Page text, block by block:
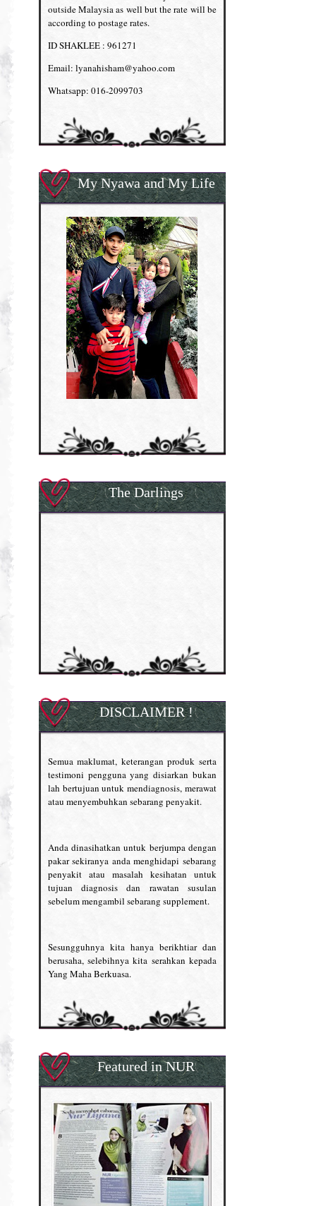
outside Malaysia as well but the rate will be
according to postage rates.
ID SHAKLEE : 961271
Email: lyanahisham@yahoo.com
Whatsapp: 016-2099703
My Nyawa and My Life
The Darlings
DISCLAIMER !
Semua maklumat, keterangan produk serta
testimoni pengguna yang disiarkan bukan
lah bertujuan untuk mendiagnosis, merawat
atau menyembuhkan sebarang penyakit.
Anda dinasihatkan untuk berjumpa dengan
pakar sekiranya anda menghidapi sebarang
penyakit atau masalah kesihatan untuk
tujuan diagnosis dan rawatan susulan
sebelum mengambil sebarang supplement.
Sesungguhnya kita hanya berikhtiar dan
berusaha, selebihnya kita serahkan kepada
Yang Maha Berkuasa.
Featured in NUR